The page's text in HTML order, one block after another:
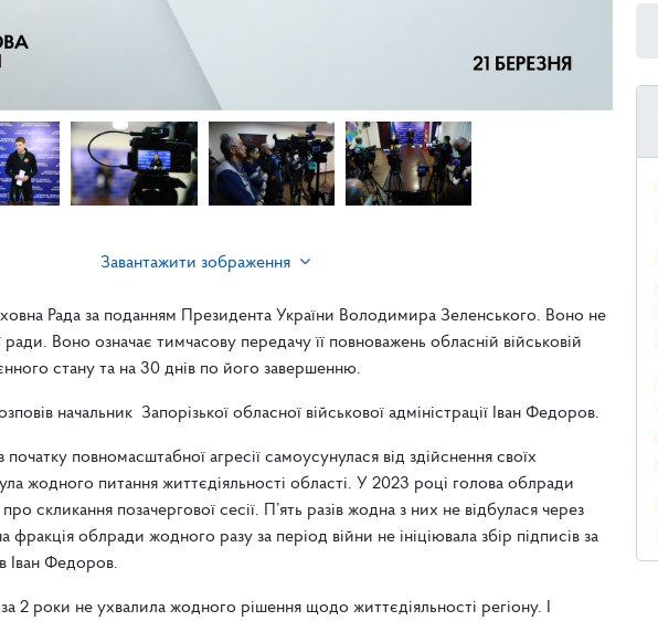
Завантажити зображення
Рада за поданням Президента України Володимира Зеленського. Воно не
Воно означає тимчасову передачу її повноважень обласній військовій
стану та на 30 днів по його завершенню.
начальник Запорізької обласної військової адміністрації Іван Федоров.
початку повномасштабної агресії самоусунулася від здійснення своїх
жодного питання життєдіяльності області. У 2023 році голова облради
скликання позачергової сесії. П’ять разів жодна з них не відбулася через
фракція облради жодного разу за період війни не ініціювала збір підписів за
Іван Федоров.
2 роки не ухвалила жодного рішення щодо життєдіяльності регіону. І